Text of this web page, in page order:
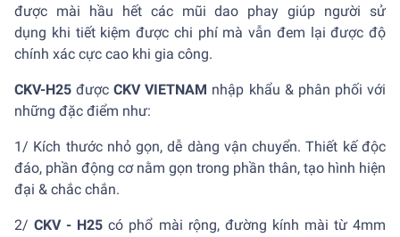
được mài hầu hết các mũi dao phay giúp người sử
dụng khi tiết kiệm được chi phí mà vẫn đem lại được độ
chính xác cực cao khi gia công.
CKV-H25 đượcCKV VIETNAM nhập khẩu & phân phối với
những đặc điểm như:
1/ Kích thước nhỏ gọn, dễ dàng vận chuyển. Thiết kế độc
đáo, phần động cơ nằm gọn trong phần thân, tạo hình hiện
đại & chắc chắn.
2/CKV - H25có phổ mài rộng, đường kính mài từ 4mm